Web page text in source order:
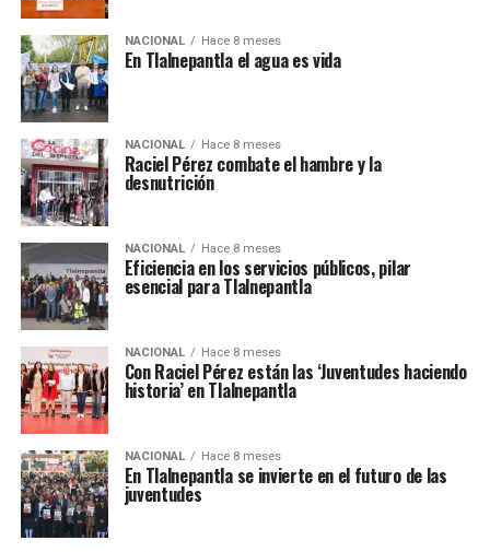
NACIONAL Hace 8 meses
En Tlalnepantla el agua es vida
NACIONAL Hace 8 meses
Raciel Pérez combate el hambre y la
desnutrición
NACIONAL Hace 8 meses
Eficiencia en los servicios públicos, pilar
esencial para Tlalnepantla
NACIONAL Hace 8 meses
Con Raciel Pérez están las ‘Juventudes haciendo
historia’ en Tlalnepantla
NACIONAL Hace 8 meses
En Tlalnepantla se invierte en el futuro de las
juventudes